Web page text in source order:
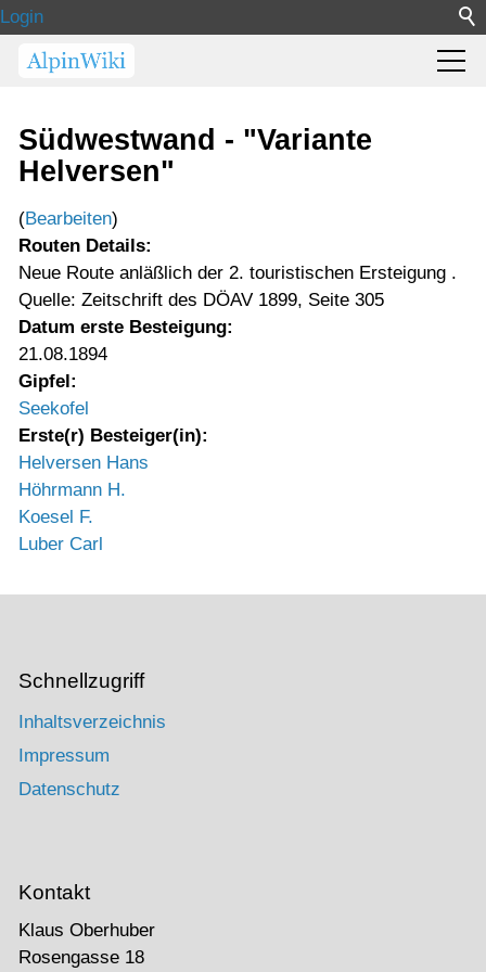
Login
Südwestwand - "Variante
Helversen"
(Bearbeiten)
Routen Details:
Neue Route anläßlich der 2. touristischen Ersteigung .
Quelle: Zeitschrift des DÖAV 1899, Seite 305
Datum erste Besteigung:
21.08.1894
Gipfel:
Seekofel
Erste(r) Besteiger(in):
Helversen Hans
Höhrmann H.
Koesel F.
Luber Carl
Schnellzugriff
Inhaltsverzeichnis
Impressum
Datenschutz
Kontakt
Klaus Oberhuber
Rosengasse 18